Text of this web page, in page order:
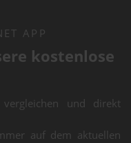
APP
kostenlose
und direkt
auf dem aktuellen